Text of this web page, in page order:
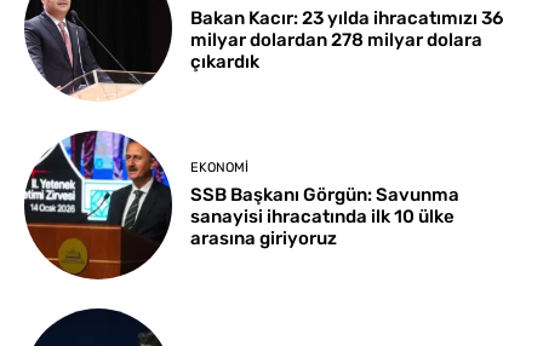
Bakan Kacır: 23 yılda ihracatımızı 36
milyar dolardan 278 milyar dolara
çıkardık
EKONOMI
SSB Başkanı Görgün: Savunma
sanayisi ihracatında ilk 10 ülke
arasına giriyoruz